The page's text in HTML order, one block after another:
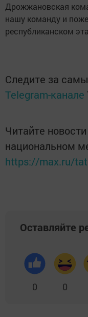
Дрожжановская
нашу команду и
республиканском
Следите за
Telegram-канале
Читайте
национальном
https://max.ru/
Оставляйте
0 0